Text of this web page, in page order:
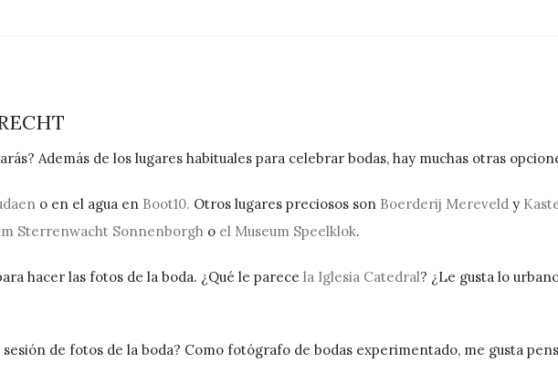
Además de los lugares habituales para celebrar bodas, hay muchas otras
o en el agua en Boot10. Otros lugares preciosos son Boerderij Mereveld y
Sterrenwacht Sonnenborgh o el Museum Speelklok.
hacer las fotos de la boda. ¿Qué le parecela Iglesia Catedral? ¿Le gusta lo
de fotos de la boda? Como fotógrafo de bodas experimentado, me gusta